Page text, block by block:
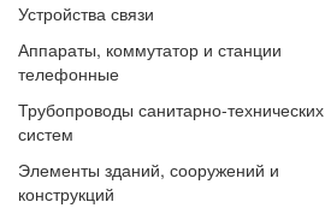
Устройства связи
Аппараты, коммутатор и станции
телефонные
Трубопроводы санитарно-технических
систем
Элементы зданий, сооружений и
конструкций